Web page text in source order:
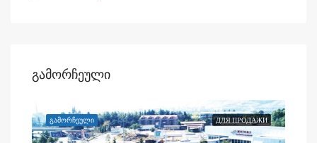
Გამორჩეული
ДЛЯ ПРОДАЖИ
ᲒᲐᲛᲝᲠᲩᲔᲣᲚᲘ